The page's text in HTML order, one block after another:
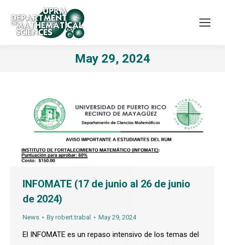
May 29, 2024
INFOMATE (17 de junio al 26 de junio
de 2024)
News By robert.trabal May 29, 2024
El INFOMATE es un repaso intensivo de los temas del